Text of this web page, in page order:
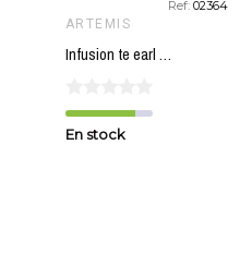
Ref: 02364
ARTEMIS
Infusion te earl grey (20 filtros) ARTEMIS 30 gr
En stock